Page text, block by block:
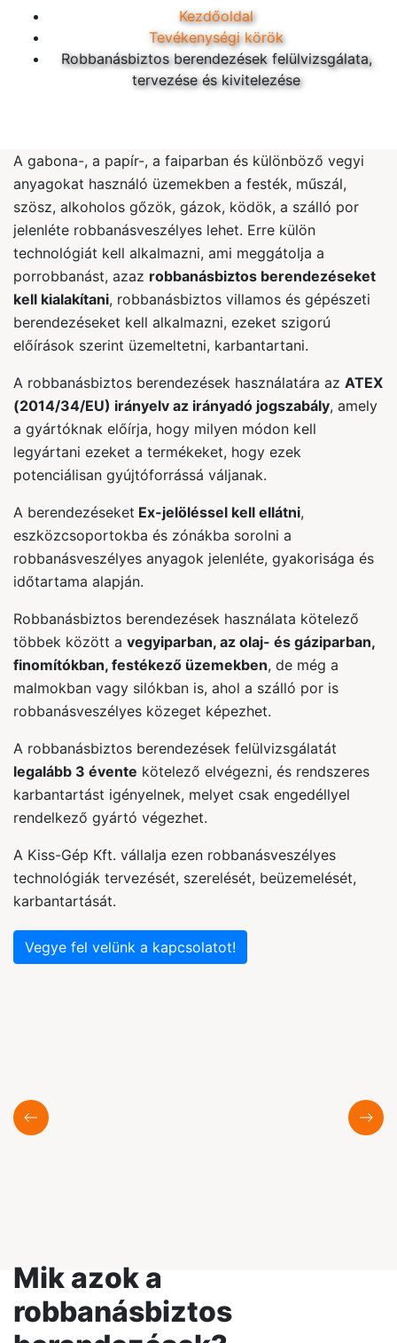
Kezdőoldal
Tevékenységi körök
Robbanásbiztos berendezések felülvizsgálata,
tervezése és kivitelezése
A gabona-, a papír-, a faiparban és különböző vegyi
anyagokat használó üzemekben a festék, műszál,
szösz, alkoholos gőzök, gázok, ködök, a szálló por
jelenléte robbanásveszélyes lehet. Erre külön
technológiát kell alkalmazni, ami meggátolja a
porrobbanást, azaz robbanásbiztos berendezéseket
kell kialakítani, robbanásbiztos villamos és gépészeti
berendezéseket kell alkalmazni, ezeket szigorú
előírások szerint üzemeltetni, karbantartani.
A robbanásbiztos berendezések használatára az ATEX
(2014/34/EU) irányelv az irányadó jogszabály, amely
a gyártóknak előírja, hogy milyen módon kell
legyártani ezeket a termékeket, hogy ezek
potenciálisan gyújtóforrássá váljanak.
A berendezéseket Ex-jelöléssel kell ellátni,
eszközcsoportokba és zónákba sorolni a
robbanásveszélyes anyagok jelenléte, gyakorisága és
időtartama alapján.
Robbanásbiztos berendezések használata kötelező
többek között a vegyiparban, az olaj- és gáziparban,
finomítókban, festékező üzemekben, de még a
malmokban vagy silókban is, ahol a szálló por is
robbanásveszélyes közeget képezhet.
A robbanásbiztos berendezések felülvizsgálatát
legalább 3 évente kötelező elvégezni, és rendszeres
karbantartást igényelnek, melyet csak engedéllyel
rendelkező gyártó végezhet.
A Kiss-Gép Kft. vállalja ezen robbanásveszélyes
technológiák tervezését, szerelését, beüzemelését,
karbantartását.
Vegye fel velünk a kapcsolatot!
Mik azok a
robbanásbiztos